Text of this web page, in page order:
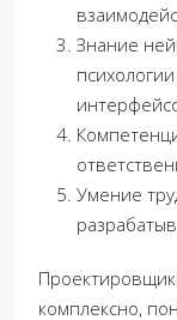
Знание
Умение
комплексно,